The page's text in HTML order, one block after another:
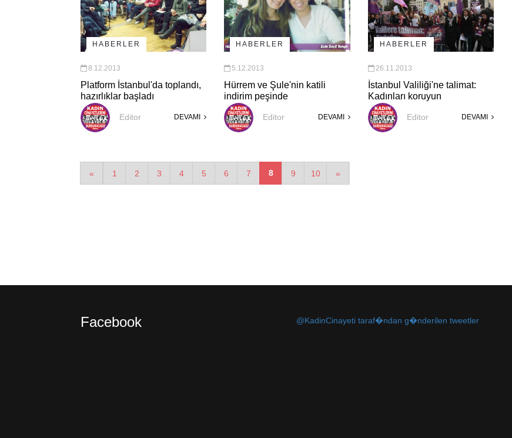
HABERLER
8.12.2013
Platform İstanbul'da toplandı,
hazırlıklar başladı
Editor DEVAMI
HABERLER
5.12.2013
Hürrem ve Şule'nin katili
indirim peşinde
Editor DEVAMI
HABERLER
26.11.2013
İstanbul Valiliği'ne talimat:
Kadınları koruyun
Editor DEVAMI
« 1 2 3 4 5 6 7 8 9 10 »
Facebook @KadinCinayeti taraf�ndan g�nderilen tweetler